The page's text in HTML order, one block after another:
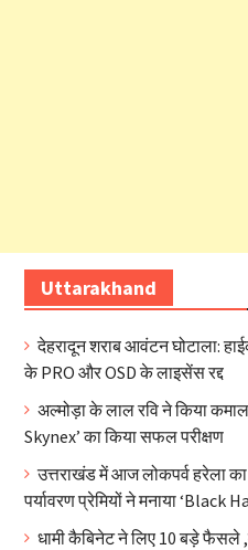
Uttarakhand
देहरादून शराब आवंटन घोटाला:
के PRO और OSD के लाइसेंस रद्द
अल्मोड़ा के लाल रवि ने किया
Skynex’ का किया सफल परीक्षण
उत्तराखंड में आज लोकपर्व हरेला
पर्यावरण प्रेमियों ने मनाया ‘Black
धामी कैबिनेट ने लिए 10 बड़े फैसले